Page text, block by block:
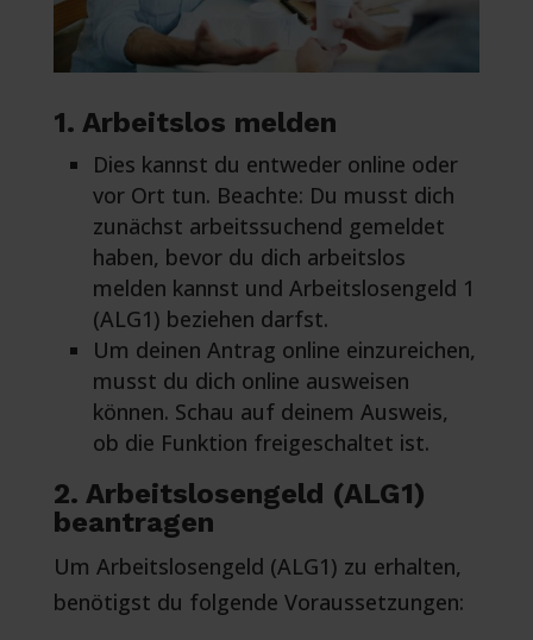
1. Arbeitslos melden
Dies kannst du entweder online oder
vor Ort tun. Beachte: Du musst dich
zunächst arbeitssuchend gemeldet
haben, bevor du dich arbeitslos
melden kannst und Arbeitslosengeld 1
(ALG1) beziehen darfst.
Um deinen Antrag online einzureichen,
musst du dich online ausweisen
können. Schau auf deinem Ausweis,
ob die Funktion freigeschaltet ist.
2. Arbeitslosengeld (ALG1)
beantragen
Um Arbeitslosengeld (ALG1) zu erhalten,
benötigst du folgende Voraussetzungen: